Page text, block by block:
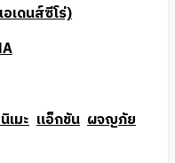
อเดนส์ซีโร่)
เมะ แอ็กชัน ผจญภัย